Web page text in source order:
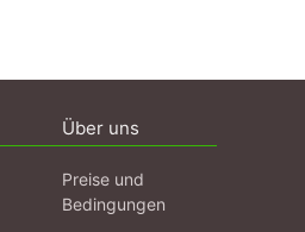
Über uns
Preise und
Bedingungen